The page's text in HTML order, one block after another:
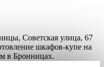
Советская улица, 67
шкафов-купе на
в Бронницах.